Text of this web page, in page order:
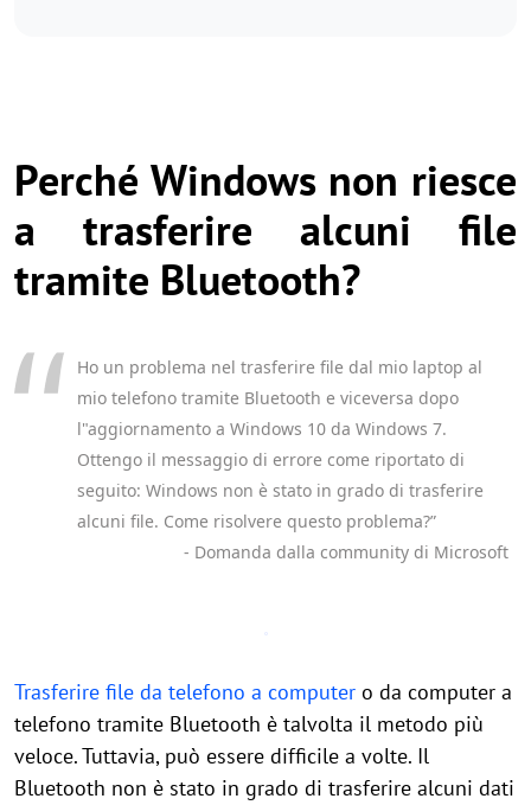
Perché Windows non riesce
a trasferire alcuni file
tramite Bluetooth?
Ho un problema nel trasferire file dal mio laptop al
mio telefono tramite Bluetooth e viceversa dopo
l"aggiornamento a Windows 10 da Windows 7.
Ottengo il messaggio di errore come riportato di
seguito: Windows non è stato in grado di trasferire
alcuni file. Come risolvere questo problema?”
- Domanda dalla community di Microsoft
Trasferire file da telefono a computer o da computer a
telefono tramite Bluetooth è talvolta il metodo più
veloce. Tuttavia, può essere difficile a volte. Il
Bluetooth non è stato in grado di trasferire alcuni dati